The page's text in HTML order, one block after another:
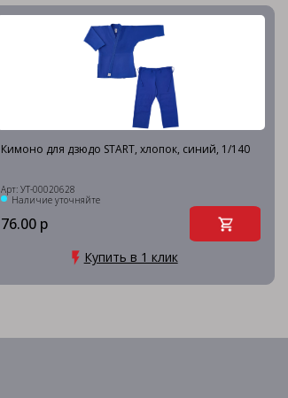
Кимоно для дзюдо START, хлопок, синий, 1/140
Арт: УТ-00020628
Наличие уточняйте
76.00 р
Купить в 1 клик